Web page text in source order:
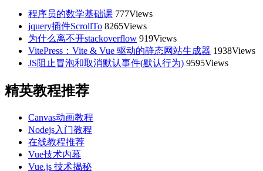
程序员的数学基础课 777Views
jquery插件ScrollTo 8265Views
为什么离不开stackoverflow 919Views
VitePress：Vite & Vue 驱动的静态网站生成器 1938Views
JS阻止冒泡和取消默认事件(默认行为) 9595Views
精英教程推荐
Canvas动画教程
Nodejs入门教程
在线教程推荐
Vue技术内幕
Vue.js 技术揭秘